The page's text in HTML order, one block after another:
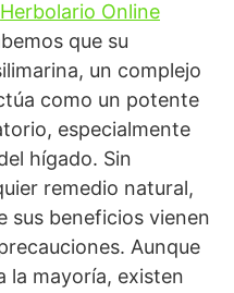
Herbolario Online
que su
un complejo
como un potente
especialmente
hígado. Sin
remedio natural,
sus beneficios vienen
Aunque
la mayoría, existen